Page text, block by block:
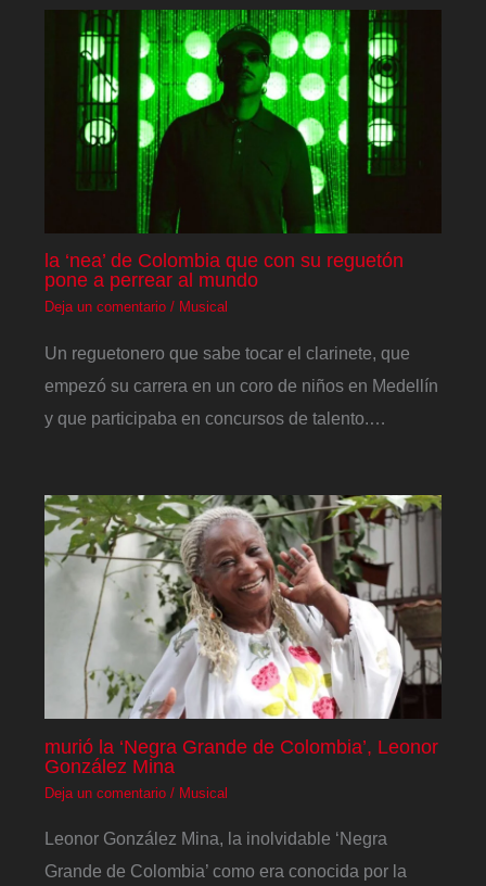
la ‘nea’ de Colombia que con su reguetón
pone a perrear al mundo
Deja un comentario / Musical
Un reguetonero que sabe tocar el clarinete, que
empezó su carrera en un coro de niños en Medellín
y que participaba en concursos de talento.…
murió la ‘Negra Grande de Colombia’, Leonor
González Mina
Deja un comentario / Musical
Leonor González Mina, la inolvidable ‘Negra
Grande de Colombia’ como era conocida por la